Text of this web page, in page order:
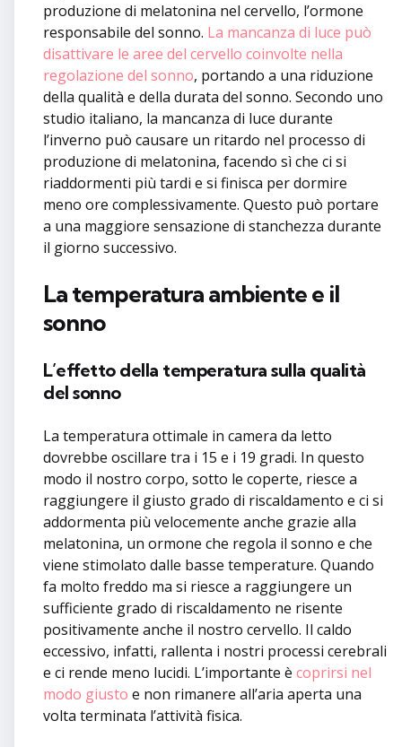
produzione di melatonina nel cervello, l’ormone
responsabile del sonno. La mancanza di luce può
disattivare le aree del cervello coinvolte nella
regolazione del sonno, portando a una riduzione
della qualità e della durata del sonno. Secondo uno
studio italiano, la mancanza di luce durante
l’inverno può causare un ritardo nel processo di
produzione di melatonina, facendo sì che ci si
riaddormenti più tardi e si finisca per dormire
meno ore complessivamente. Questo può portare
a una maggiore sensazione di stanchezza durante
il giorno successivo.
La temperatura ambiente e il
sonno
L’effetto della temperatura sulla qualità
del sonno
La temperatura ottimale in camera da letto
dovrebbe oscillare tra i 15 e i 19 gradi. In questo
modo il nostro corpo, sotto le coperte, riesce a
raggiungere il giusto grado di riscaldamento e ci si
addormenta più velocemente anche grazie alla
melatonina, un ormone che regola il sonno e che
viene stimolato dalle basse temperature. Quando
fa molto freddo ma si riesce a raggiungere un
sufficiente grado di riscaldamento ne risente
positivamente anche il nostro cervello. Il caldo
eccessivo, infatti, rallenta i nostri processi cerebrali
e ci rende meno lucidi. L’importante è coprirsi nel
modo giusto e non rimanere all’aria aperta una
volta terminata l’attività fisica.